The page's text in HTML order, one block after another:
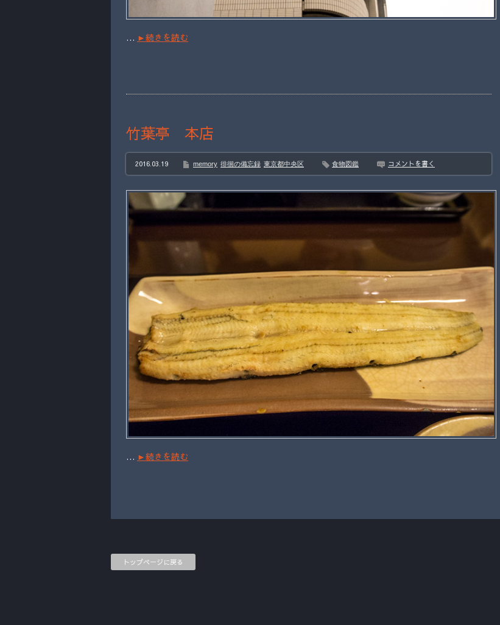
… ►続きを読む
竹葉亭 本店
2016.03.19 memory 徘徊の備忘録 東京都中央区 食物図鑑 コメントを書く
… ►続きを読む
トップページに戻る